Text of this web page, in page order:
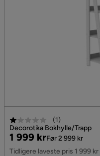
(1)
Decorotika Bokhylle/Trapp
Pris
1 999 kr
Original
Pris
Før 2 999 kr
Tidligere laveste pris 1 999 kr